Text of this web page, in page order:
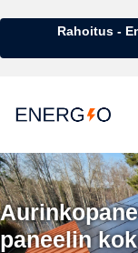
Rahoitus -
paneelin